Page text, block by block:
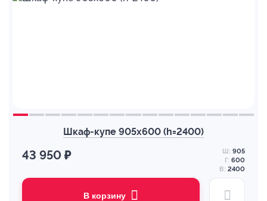
Шкаф-купе 905х600 (h=2400)
43 950 ₽ Ш: 905
Г: 600
В: 2400
В корзину